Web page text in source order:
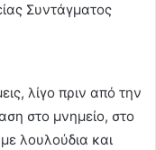
Συντάγματος
λίγο πριν από την
στο μνημείο, στο
λουλούδια και